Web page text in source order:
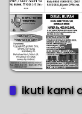
ikuti kami